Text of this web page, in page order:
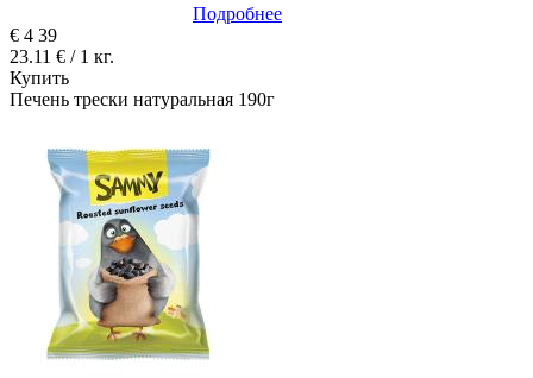
Подробнее
€ 4 39
23.11 € / 1 кг.
Купить
Печень трески натуральная 190г